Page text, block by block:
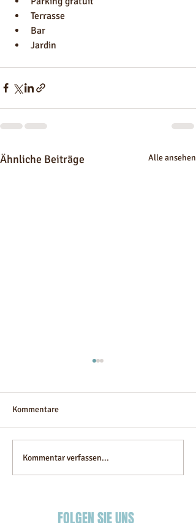
Terrasse
Bar
Jardin
Ähnliche Beiträge Alle ansehen
Ahlam villa
Kommentare
Kommentar verfassen...
FOLGEN SIE UNS